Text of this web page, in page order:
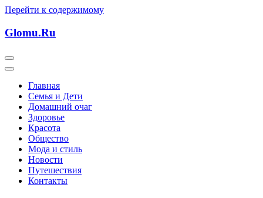
Перейти к содержимому
Glomu.Ru
Главная
Семья и Дети
Домашний очаг
Здоровье
Красота
Общество
Мода и стиль
Новости
Путешествия
Контакты